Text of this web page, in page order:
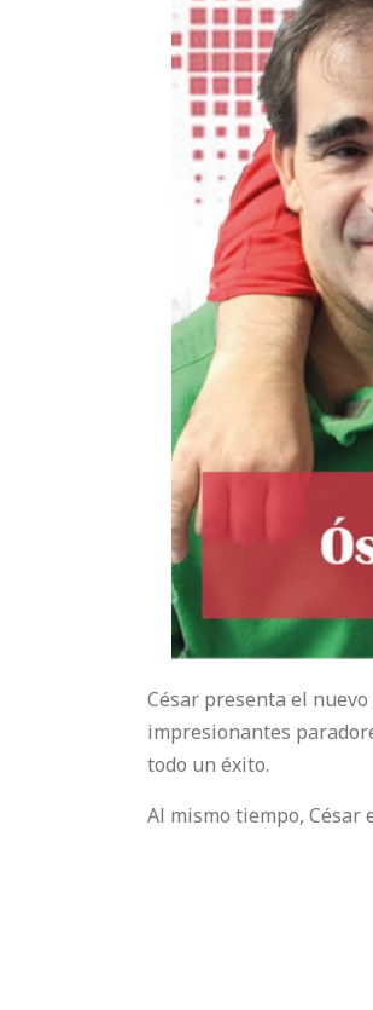
César presenta el
impresionantes
todo un éxito.
Al mismo tiempo, César